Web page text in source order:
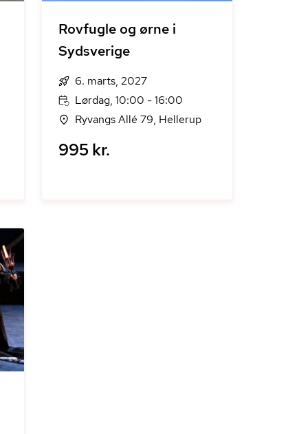
Rovfugle og ørne i
Sydsverige
6. marts, 2027
Lørdag, 10:00 - 16:00
Ryvangs Allé 79, Hellerup
995 kr.